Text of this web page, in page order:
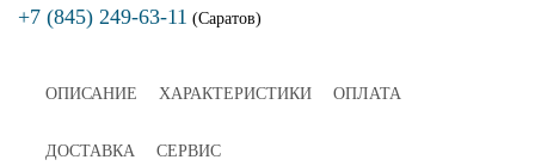
+7 (845) 249-63-11 (Саратов)
ОПИСАНИЕ ХАРАКТЕРИСТИКИ ОПЛАТА
ДОСТАВКА СЕРВИС